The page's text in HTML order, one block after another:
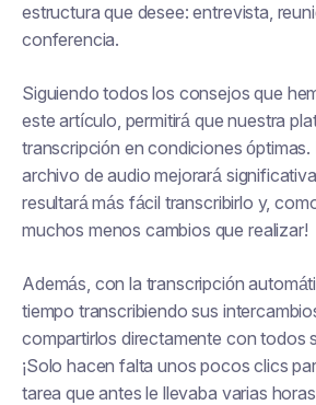
estructura que desee: entrevista,
conferencia.
Siguiendo todos los consejos que
este artículo, permitirá que nuestra
transcripción en condiciones óptimas.
archivo de audio mejorará
resultará más fácil transcribirlo y,
muchos menos cambios que realizar!
Además, con la transcripción
tiempo transcribiendo sus
compartirlos directamente con todos
¡Solo hacen falta unos pocos clics
tarea que antes le llevaba varias